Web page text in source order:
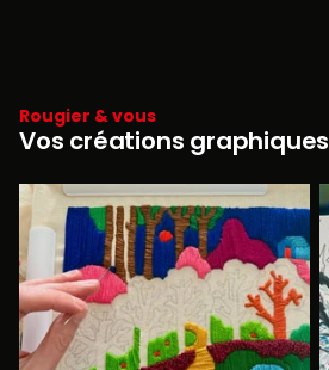
Rougier & vous
Vos créations graphiques